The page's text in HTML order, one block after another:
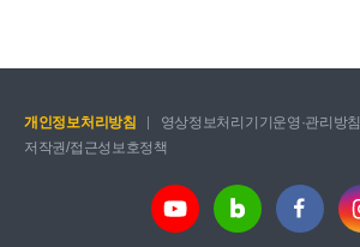
개인정보처리방침
영상정보처리기기운영·관리방침
저작권/접근성보호정책